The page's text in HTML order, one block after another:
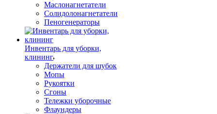
Маслонагнетатели
Солидолонагнетатели
Пеногенераторы
Инвентарь для уборки,
клининг
Держатели для шубок
Мопы
Рукоятки
Сгоны
Тележки уборочные
Флаундеры